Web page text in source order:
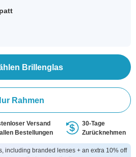
Brillenglas
Rahmen
Versand
Bestellungen
30-Tage
Zurücknehmen
including branded lenses + an extra 10% off